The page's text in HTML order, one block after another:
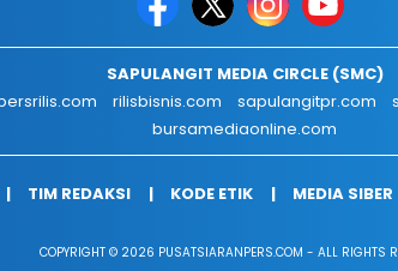
SAPULANGIT MEDIA CIRCLE (SMC)
rilisbisnis.com sapulangitpr.com
bursamediaonline.com
TIM REDAKSI KODE ETIK MEDIA SIBER
COPYRIGHT © 2026 PUSATSIARANPERS.COM - ALL RIGHTS